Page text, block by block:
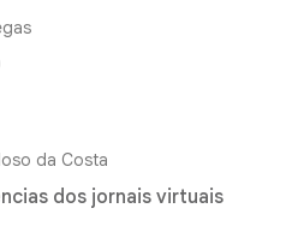
da Costa
dos jornais virtuais